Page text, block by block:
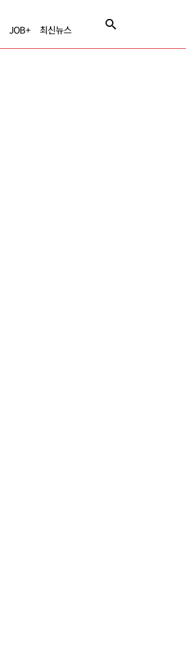
JOB+ 최신뉴스